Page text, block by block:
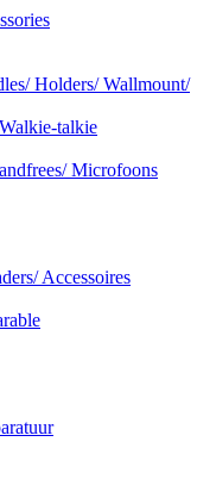
Holders/ Wallmount/
talkie
Microfoons
Accessoires